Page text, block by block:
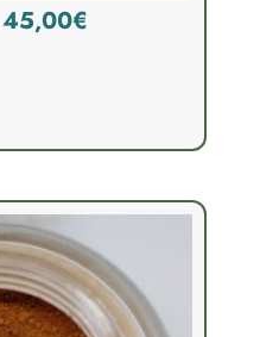
45,00€Rango
desde
hasta
45,00€